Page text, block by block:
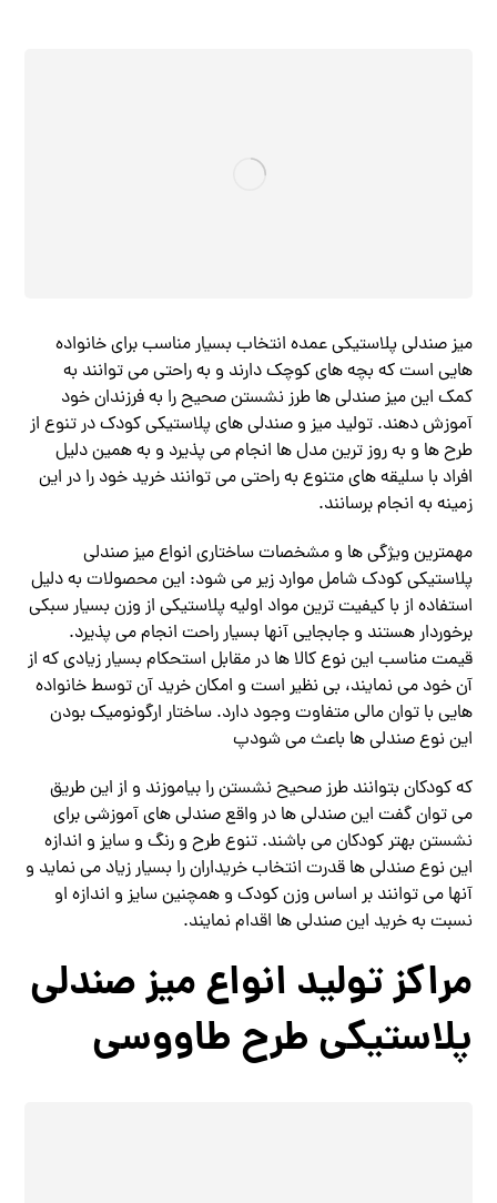
میز صندلی پلاستیکی عمده انتخاب بسیار مناسب برای خانواده
هایی است که بچه های کوچک دارند و به راحتی می‌ توانند به
کمک این میز صندلی ها طرز نشستن صحیح را به فرزندان خود
آموزش دهند. تولید میز و صندلی های پلاستیکی کودک در تنوع از
طرح‌ ها و به روز ترین مدل ها انجام می پذیرد و به همین دلیل
افراد با سلیقه های متنوع به راحتی می توانند خرید خود را در این
زمینه به انجام برسانند.
مهمترین ویژگی ها و مشخصات ساختاری انواع میز صندلی
پلاستیکی کودک شامل موارد زیر می شود: این محصولات به دلیل
استفاده از با کیفیت ترین مواد اولیه پلاستیکی از وزن بسیار سبکی
برخوردار هستند و جابجایی آنها بسیار راحت انجام می پذیرد.
قیمت مناسب این نوع کالا ها در مقابل استحکام بسیار زیادی که از
آن خود می نمایند، بی‌ نظیر است و امکان خرید آن توسط خانواده
هایی با توان مالی متفاوت وجود دارد. ساختار ارگونومیک بودن
این نوع صندلی ها باعث می شودپ
که کودکان بتوانند طرز صحیح نشستن را بیاموزند و از این طریق
می‌ توان گفت این صندلی ها در واقع صندلی های آموزشی برای
نشستن بهتر کودکان می باشند. تنوع طرح و رنگ و سایز و اندازه
این نوع صندلی ها قدرت انتخاب خریداران را بسیار زیاد می نماید و
آنها می‌ توانند بر اساس وزن کودک و همچنین سایز و اندازه او
نسبت به خرید این صندلی ها اقدام نمایند.
مراکز تولید انواع میز صندلی
پلاستیکی طرح طاووسی